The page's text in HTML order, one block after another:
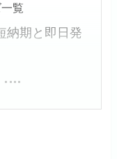
覧
納期と即日発